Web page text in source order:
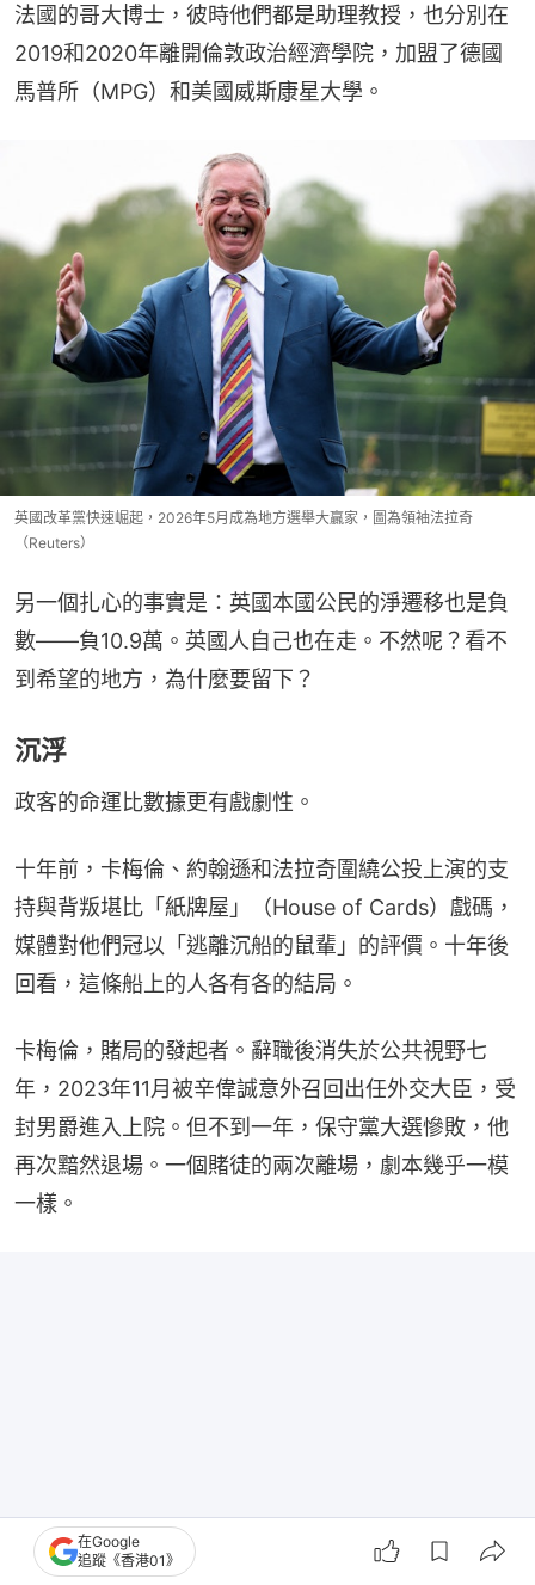
法國的哥大博士，彼時他們都是助理教授，也分別在
2019和2020年離開倫敦政治經濟學院，加盟了德國
馬普所（MPG）和美國威斯康星大學。
英國改革黨快速崛起，2026年5月成為地方選舉大贏家，圖為領袖法拉奇
（Reuters）
另一個扎心的事實是：英國本國公民的淨遷移也是負
數——負10.9萬。英國人自己也在走。不然呢？看不
到希望的地方，為什麼要留下？
沉浮
政客的命運比數據更有戲劇性。
十年前，卡梅倫、約翰遜和法拉奇圍繞公投上演的支
持與背叛堪比「紙牌屋」（House of Cards）戲碼，
媒體對他們冠以「逃離沉船的鼠輩」的評價。十年後
回看，這條船上的人各有各的結局。
卡梅倫，賭局的發起者。辭職後消失於公共視野七
年，2023年11月被辛偉誠意外召回出任外交大臣，受
封男爵進入上院。但不到一年，保守黨大選慘敗，他
再次黯然退場。一個賭徒的兩次離場，劇本幾乎一模
一樣。
在Google
追蹤《香港01》